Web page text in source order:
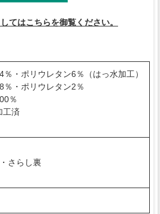
てはこちらを御覧ください。
・ポリウレタン6％（はっ水加工）
・ポリウレタン2％
％
工済
さらし裏